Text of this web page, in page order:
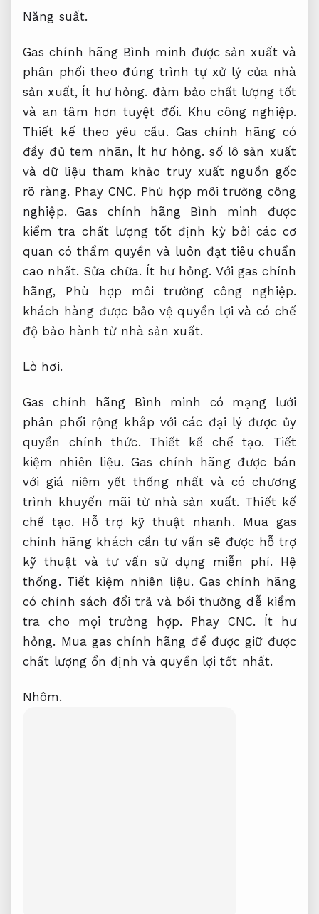
Năng suất.
Gas chính hãng Bình minh được sản xuất và
phân phối theo đúng trình tự xử lý của nhà
sản xuất, Ít hư hỏng. đảm bảo chất lượng tốt
và an tâm hơn tuyệt đối. Khu công nghiệp.
Thiết kế theo yêu cầu. Gas chính hãng có
đầy đủ tem nhãn, Ít hư hỏng. số lô sản xuất
và dữ liệu tham khảo truy xuất nguồn gốc
rõ ràng. Phay CNC. Phù hợp môi trường công
nghiệp. Gas chính hãng Bình minh được
kiểm tra chất lượng tốt định kỳ bởi các cơ
quan có thẩm quyền và luôn đạt tiêu chuẩn
cao nhất. Sửa chữa. Ít hư hỏng. Với gas chính
hãng, Phù hợp môi trường công nghiệp.
khách hàng được bảo vệ quyền lợi và có chế
độ bảo hành từ nhà sản xuất.
Lò hơi.
Gas chính hãng Bình minh có mạng lưới
phân phối rộng khắp với các đại lý được ủy
quyền chính thức. Thiết kế chế tạo.
Tiết
kiệm nhiên liệu. Gas chính hãng được bán
với giá niêm yết thống nhất và có chương
trình khuyến mãi từ nhà sản xuất. Thiết kế
chế tạo.
Hỗ trợ kỹ thuật nhanh. Mua gas
chính hãng khách cần tư vấn sẽ được hỗ trợ
kỹ thuật và tư vấn sử dụng miễn phí. Hệ
thống. Tiết kiệm nhiên liệu. Gas chính hãng
có chính sách đổi trả và bồi thường dễ kiểm
tra cho mọi trường hợp. Phay CNC.
Ít hư
hỏng. Mua gas chính hãng để được giữ được
chất lượng ổn định và quyền lợi tốt nhất.
Nhôm.